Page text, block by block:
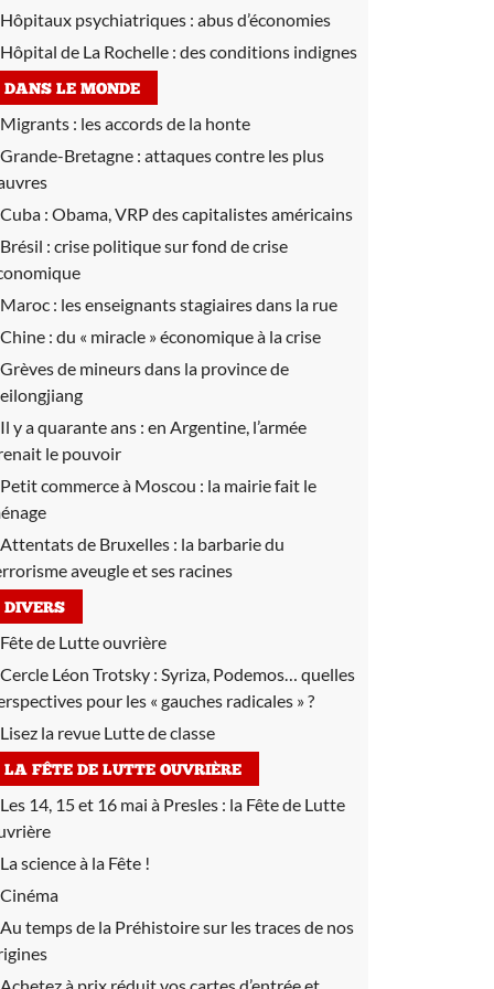
Hôpitaux psychiatriques : abus d’économies
Hôpital de La Rochelle : des conditions indignes
DANS LE MONDE
Migrants : les accords de la honte
Grande-Bretagne : attaques contre les plus
Cuba : Obama, VRP des capitalistes américains
Brésil : crise politique sur fond de crise
Maroc : les enseignants stagiaires dans la rue
Chine : du « miracle » économique à la crise
Grèves de mineurs dans la province de
Il y a quarante ans : en Argentine, l’armée
le pouvoir
Petit commerce à Moscou : la mairie fait le
Attentats de Bruxelles : la barbarie du
aveugle et ses racines
DIVERS
Fête de Lutte ouvrière
Cercle Léon Trotsky : Syriza, Podemos… quelles
pour les « gauches radicales » ?
Lisez la revue Lutte de classe
LA FÊTE DE LUTTE OUVRIÈRE
Les 14, 15 et 16 mai à Presles : la Fête de Lutte
La science à la Fête !
Cinéma
Au temps de la Préhistoire sur les traces de nos